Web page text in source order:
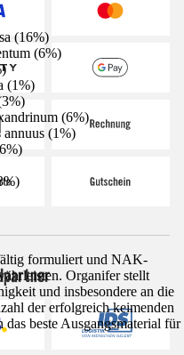
(16%)
(6%)
(1%)
(6%)
(1%)
formuliert und NAK-
Organifer stellt
und insbesondere an die
der erfolgreich keimenden
beste Ausgangsmaterial für